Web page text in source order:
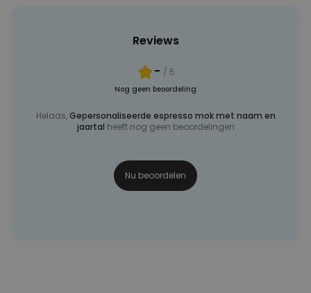
Reviews
- / 5
Nog geen beoordeling
Helaas,Gepersonaliseerde espresso mok met naam en
jaartal heeft nog geen beoordelingen
Nu beoordelen